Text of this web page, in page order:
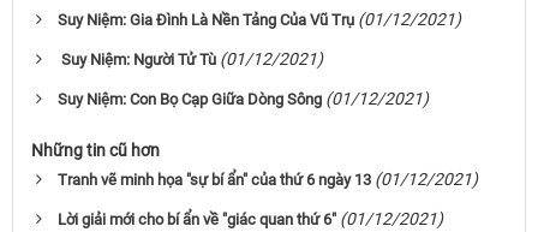
Suy Niệm: Gia Ðình Là Nền Tảng Của Vũ Trụ (01/12/2021)
Suy Niệm: Người Tử Tù (01/12/2021)
Suy Niệm: Con Bọ Cạp Giữa Dòng Sông (01/12/2021)
Những tin cũ hơn
Tranh vẽ minh họa "sự bí ẩn" của thứ 6 ngày 13 (01/12/2021)
Lời giải mới cho bí ẩn về "giác quan thứ 6" (01/12/2021)